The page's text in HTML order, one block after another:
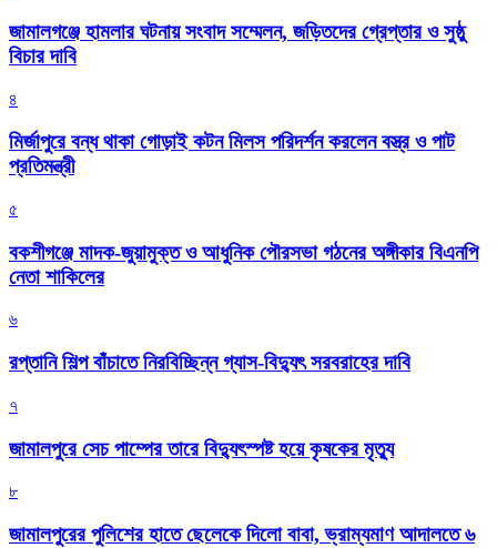
জামালগঞ্জে হামলার ঘটনায় সংবাদ সম্মেলন, জড়িতদের গ্রেপ্তার ও সুষ্ঠু
বিচার দাবি
৪
মির্জাপুরে বন্ধ থাকা গোড়াই কটন মিলস পরিদর্শন করলেন বস্ত্র ও পাট
প্রতিমন্ত্রী
৫
বকশীগঞ্জে মাদক-জুয়ামুক্ত ও আধুনিক পৌরসভা গঠনের অঙ্গীকার বিএনপি
নেতা শাকিলের
৬
রপ্তানি শিল্প বাঁচাতে নিরবিচ্ছিন্ন গ্যাস-বিদ্যুৎ সরবরাহের দাবি
৭
জামালপুরে সেচ পাম্পের তারে বিদ্যুৎস্পষ্ট হয়ে কৃষকের মৃত্যু
৮
জামালপুরের পুলিশের হাতে ছেলেকে দিলো বাবা, ভ্রাম্যমাণ আদালতে ৬